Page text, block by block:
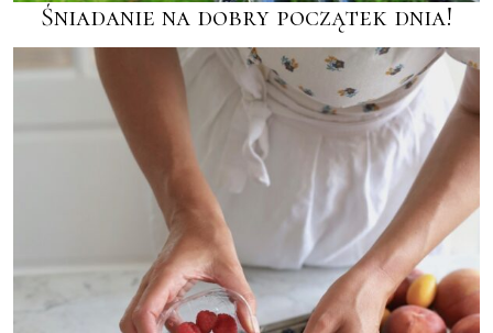
Śniadanie na dobry początek dnia!